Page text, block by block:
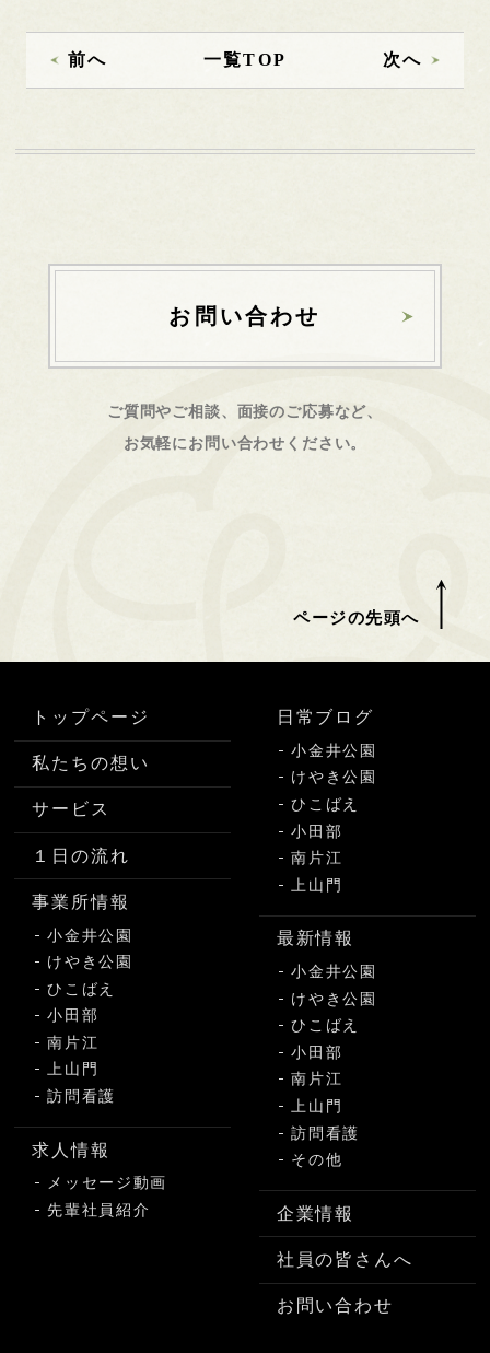
前へ 一覧TOP 次へ
お問い合わせ
ご質問やご相談、面接のご応募など、
お気軽にお問い合わせください。
ページの先頭へ
トップページ
私たちの想い
サービス
１日の流れ
事業所情報
小金井公園
けやき公園
ひこばえ
小田部
南片江
上山門
訪問看護
求人情報
メッセージ動画
先輩社員紹介
日常ブログ
小金井公園
けやき公園
ひこばえ
小田部
南片江
上山門
最新情報
小金井公園
けやき公園
ひこばえ
小田部
南片江
上山門
訪問看護
その他
企業情報
社員の皆さんへ
お問い合わせ